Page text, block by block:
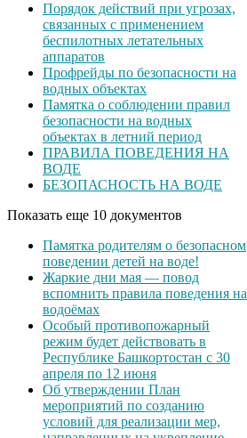
Порядок действий при угрозах,
связанных с применением
беспилотных летательных
аппаратов
Профрейды по безопасности на
водных объектах
Памятка о соблюдении правил
безопасности на водных
объектах в летний период
ПРАВИЛА ПОВЕДЕНИЯ НА
ВОДЕ
БЕЗОПАСНОСТЬ НА ВОДЕ
Показать еще 10 документов
Памятка родителям о безопасном
поведении детей на воде!
Жаркие дни мая — повод
вспомнить правила поведения на
водоёмах
Особый противопожарный
режим будет действовать в
Республике Башкортостан с 30
апреля по 12 июня
Об утверждении План
мероприятий по созданию
условий для реализации мер,